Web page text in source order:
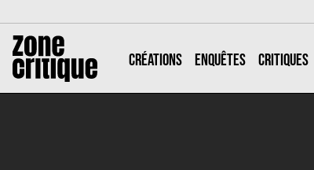
CRÉATIONS ENQUÊTES CRITIQUES